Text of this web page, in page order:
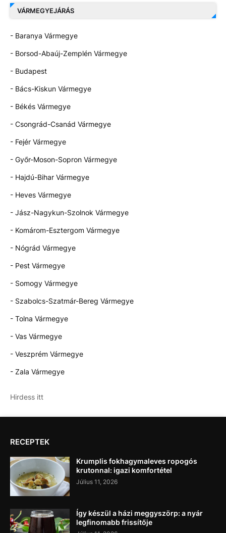
VÁRMEGYEJÁRÁS
- Baranya Vármegye
- Borsod-Abaúj-Zemplén Vármegye
- Budapest
- Bács-Kiskun Vármegye
- Békés Vármegye
- Csongrád-Csanád Vármegye
- Fejér Vármegye
- Győr-Moson-Sopron Vármegye
- Hajdú-Bihar Vármegye
- Heves Vármegye
- Jász-Nagykun-Szolnok Vármegye
- Komárom-Esztergom Vármegye
- Nógrád Vármegye
- Pest Vármegye
- Somogy Vármegye
- Szabolcs-Szatmár-Bereg Vármegye
- Tolna Vármegye
- Vas Vármegye
- Veszprém Vármegye
- Zala Vármegye
Hirdess itt
RECEPTEK
Krumplis fokhagymaleves ropogós
krutonnal: igazi komfortétel
Július 11, 2026
Így készül a házi meggyszörp: a nyár
legfinomabb frissítője